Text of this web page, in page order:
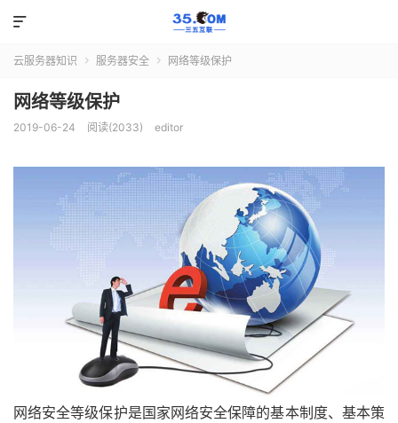

云服务器知识  服务器安全  网络等级保护
网络等级保护
2019-06-24 阅读(2033) editor
网络安全等级保护是国家网络安全保障的基本制度、基本策